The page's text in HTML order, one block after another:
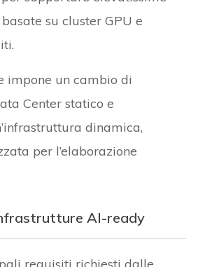
su cluster GPU e
impone un cambio di
Center statico e
dinamica,
per l’elaborazione
AI-ready